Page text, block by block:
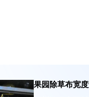
果园除草布宽